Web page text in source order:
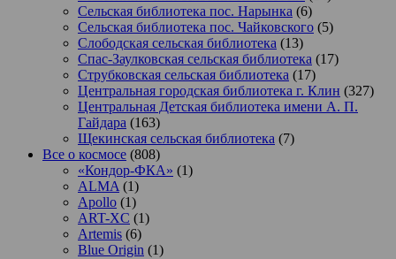
Сельская библиотека пос. Нарынка (6)
Сельская библиотека пос. Чайковского (5)
Слободская сельская библиотека (13)
Спас-Заулковская сельская библиотека (17)
Струбковская сельская библиотека (17)
Центральная городская библиотека г. Клин (327)
Центральная Детская библиотека имени А. П.
Гайдара (163)
Щекинская сельская библиотека (7)
Все о космосе (808)
«Кондор-ФКА» (1)
ALMA (1)
Apollo (1)
ART-XC (1)
Artemis (6)
Blue Origin (1)